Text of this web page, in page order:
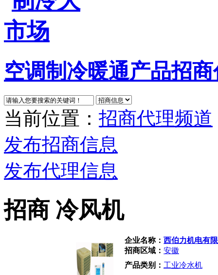
空调制冷暖通产品招
当前位置： 招商代理频道
发布招商信息
发布代理信息
招商 冷风机
企业名称： 西伯力机电有
招商区域： 安徽
产品类别： 工业冷水机